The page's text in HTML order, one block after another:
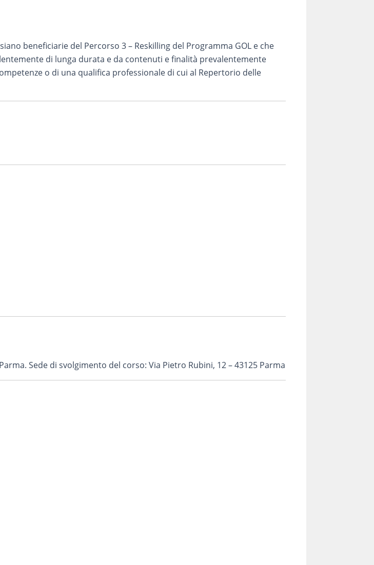
beneficiarie del Percorso 3 – Reskilling del Programma GOL e che
di lunga durata e da contenuti e finalità prevalentemente
o di una qualifica professionale di cui al Repertorio delle
Sede di svolgimento del corso: Via Pietro Rubini, 12 – 43125 Parma